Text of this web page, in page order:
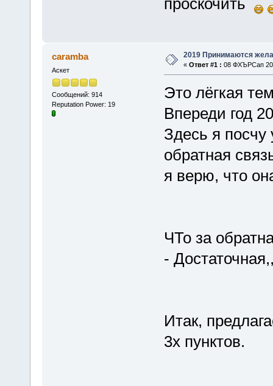
caramba
Аскет
Сообщений: 914
Reputation Power: 19
2019 Принимаются
« Ответ #1 : 08 ФХЪРСап
Это лёгкая
Впереди год
Здесь я
обратная
я верю, что
ЧТо за
-
Итак,
3х пунктов.